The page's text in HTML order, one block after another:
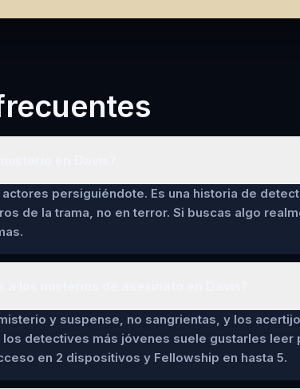
persiguiéndote. Es una historia de
de la trama, no en terror. Si buscas algo
y suspense, no sangrientas, y los
los detectives más jóvenes suele gustarles leer
en 2 dispositivos y Fellowship en hasta 5.